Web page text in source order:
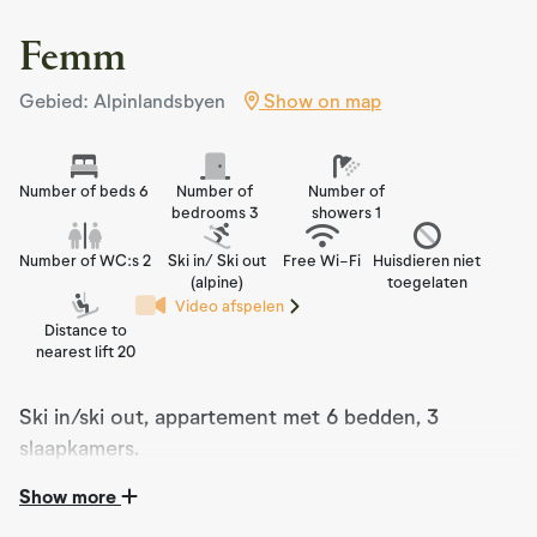
Femm
Gebied: Alpinlandsbyen Show on map
Number of beds 6
Number of
bedrooms 3
Number of
showers 1
Number of WC:s 2
Ski in/ Ski out
(alpine)
Free Wi-Fi
Huisdieren niet
toegelaten
Distance to
nearest lift 20
Video afspelen
Ski in/ski out, appartement met 6 bedden, 3
slaapkamers.
Femm is opgeleverd in 2020 en is een modern
Show more